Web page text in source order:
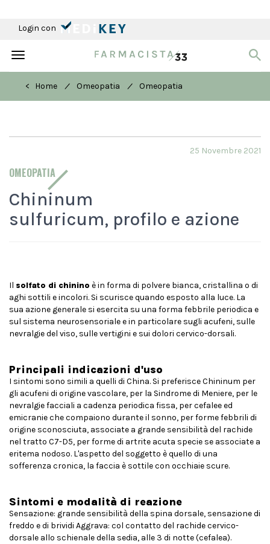
Login con
Toggle
< Home
/ Omeopatia / Omeopatia
OMEOPATIA
25 Novembre 2021
Chininum
sulfuricum, profilo e azione
Il solfato di chinino è in forma di polvere bianca, cristallina o di
aghi sottili e incolori. Si scurisce quando esposto alla luce. La
sua azione generale si esercita su una forma febbrile periodica e
sul sistema neurosensoriale e in particolare sugli acufeni, sulle
nevralgie del viso, sulle vertigini e sui dolori cervico-dorsali.
Principali indicazioni d'uso
I sintomi sono simili a quelli di China. Si preferisce Chininum per
gli acufeni di origine vascolare, per la Sindrome di Meniere, per le
nevralgie facciali a cadenza periodica fissa, per cefalee ed
emicranie che compaiono durante il sonno, per forme febbrili di
origine sconosciuta, associate a grande sensibilità del rachide
nel tratto C7-D5, per forme di artrite acuta specie se associate a
eritema nodoso. L'aspetto del soggetto è quello di una
sofferenza cronica, la faccia è sottile con occhiaie scure.
Sintomi e modalità di reazione
Sensazione: grande sensibilità della spina dorsale, sensazione di
freddo e di brividi Aggrava: col contatto del rachide cervico-
dorsale allo schienale della sedia, alle 3 di notte (cefalea).